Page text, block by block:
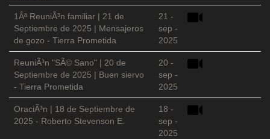
1Âª ReuniÃ³n familiar | 21 de
Septiembre de 2025 | Mensajeros
de gozo - Tierra Prometida
21 -
sep -
2025
ReuniÃ³n "SÃ© Sano" | 20 de
Septiembre de 2025 | Buen siervo
- Tierra Prometida
20 -
sep -
2025
OraciÃ³n | 18 de Septiembre de
2025 - Roberto Stevenson E.
18 -
sep -
2025